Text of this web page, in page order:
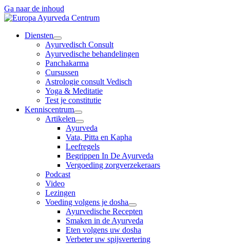
Ga naar de inhoud
Diensten
Ayurvedisch Consult
Ayurvedische behandelingen
Panchakarma
Cursussen
Astrologie consult Vedisch
Yoga & Meditatie
Test je constitutie
Kenniscentrum
Artikelen
Ayurveda
Vata, Pitta en Kapha
Leefregels
Begrippen In De Ayurveda
Vergoeding zorgverzekeraars
Podcast
Video
Lezingen
Voeding volgens je dosha
Ayurvedische Recepten
Smaken in de Ayurveda
Eten volgens uw dosha
Verbeter uw spijsvertering